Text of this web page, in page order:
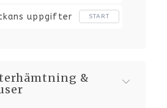
uppgifter START
&